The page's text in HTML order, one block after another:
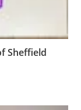
Sheffield